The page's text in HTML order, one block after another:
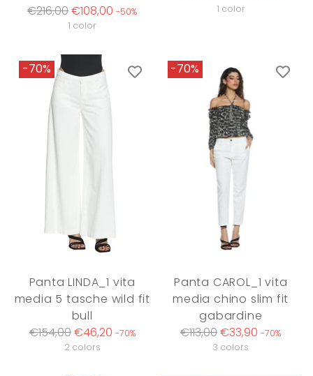
Regular
€216,00€108,00 -50%
1 color
1 color
-70%
Panta LINDA_1 vita
media 5 tasche wild fit
bull
Regular
€154,00€46,20 -70%
2 colors
-70%
Panta CAROL_1 vita
media chino slim fit
gabardine
Regular
€113,00€33,90 -70%
3 colors